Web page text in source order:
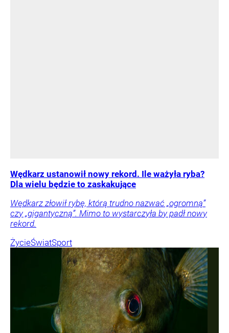
Wędkarz ustanowił nowy rekord. Ile ważyła ryba?
Dla wielu będzie to zaskakujące
Wędkarz złowił rybę, którą trudno nazwać „ogromną”
czy „gigantyczną”. Mimo to wystarczyła by padł nowy
rekord.
ŻycieŚwiatSport